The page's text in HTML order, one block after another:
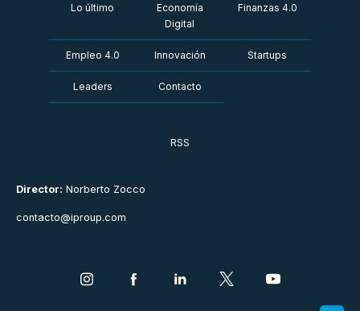
Director: Norberto Zocco
contacto@iproup.com
Lo último
Economía
Digital
Finanzas 4.0
Empleo 4.0 Innovación Startups
Leaders Contacto
RSS